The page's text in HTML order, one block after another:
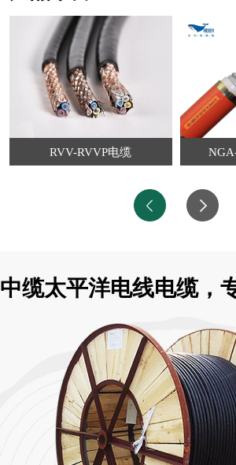
RVV-RVVP电缆
中缆太平洋电线电缆，